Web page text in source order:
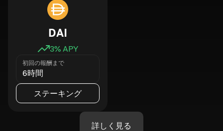
DAI
3% APY
初回の報酬まで
6時間
ステーキング
詳しく見る